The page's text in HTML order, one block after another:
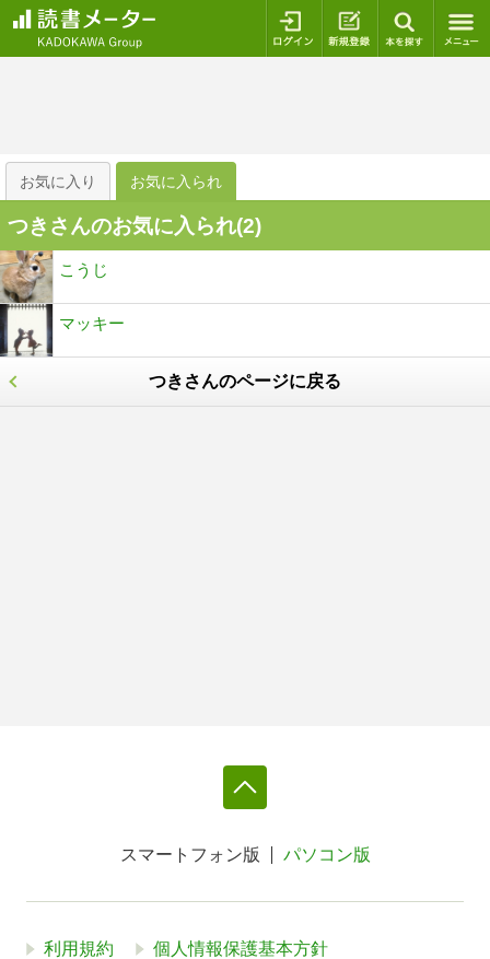
ログイン 新規登録
お気に入り お気に入られ
つきさんのお気に入られ(2)
こうじ
マッキー
つきさんのページに戻る
スマートフォン版 パソコン版
利用規約 個人情報保護基本方針